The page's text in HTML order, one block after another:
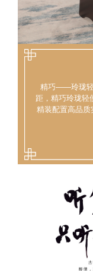
精巧——玲珑轻
距，精巧玲珑
精装配置高品质